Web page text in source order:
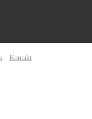
Kontakt